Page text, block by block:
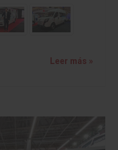
Leer más »